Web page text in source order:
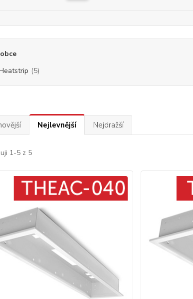
(5)
Nejlevnější Nejdražší
1-5 z 5